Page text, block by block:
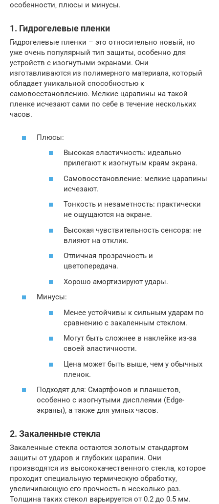
особенности‚ плюсы и минусы.
1. Гидрогелевые пленки
Гидрогелевые пленки – это относительно новый‚ но
уже очень популярный тип защиты‚ особенно для
устройств с изогнутыми экранами. Они
изготавливаются из полимерного материала‚ который
обладает уникальной способностью к
самовосстановлению. Мелкие царапины на такой
пленке исчезают сами по себе в течение нескольких
часов.
Плюсы:
Высокая эластичность: идеально
прилегают к изогнутым краям экрана.
Самовосстановление: мелкие царапины
исчезают.
Тонкость и незаметность: практически
не ощущаются на экране.
Высокая чувствительность сенсора: не
влияют на отклик.
Отличная прозрачность и
цветопередача.
Хорошо амортизируют удары.
Минусы:
Менее устойчивы к сильным ударам по
сравнению с закаленным стеклом.
Могут быть сложнее в наклейке из-за
своей эластичности.
Цена может быть выше‚ чем у обычных
пленок.
Подходят для: Смартфонов и планшетов‚
особенно с изогнутыми дисплеями (Edge-
экраны)‚ а также для умных часов.
2. Закаленные стекла
Закаленные стекла остаются золотым стандартом
защиты от ударов и глубоких царапин. Они
производятся из высококачественного стекла‚ которое
проходит специальную термическую обработку‚
увеличивающую его прочность в несколько раз.
Толщина таких стекол варьируется от 0.2 до 0.5 мм.